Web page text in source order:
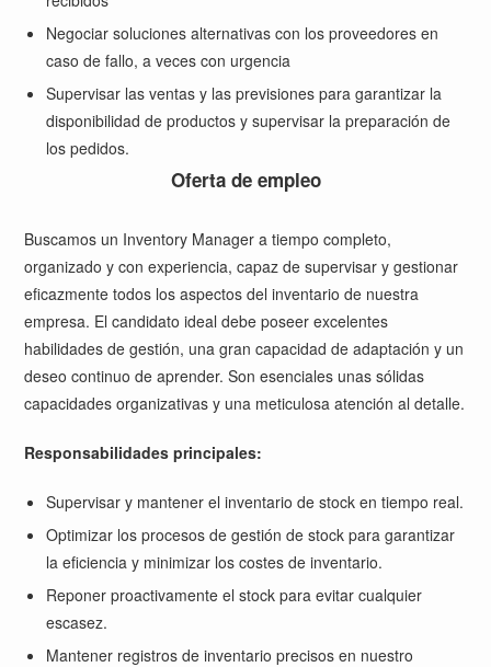
Negociar soluciones alternativas con los proveedores en
caso de fallo, a veces con urgencia
Supervisar las ventas y las previsiones para garantizar la
disponibilidad de productos y supervisar la preparación de
los pedidos.
Oferta de empleo
Buscamos un Inventory Manager a tiempo completo,
organizado y con experiencia, capaz de supervisar y gestionar
eficazmente todos los aspectos del inventario de nuestra
empresa. El candidato ideal debe poseer excelentes
habilidades de gestión, una gran capacidad de adaptación y un
deseo continuo de aprender. Son esenciales unas sólidas
capacidades organizativas y una meticulosa atención al detalle.
Responsabilidades principales:
Supervisar y mantener el inventario de stock en tiempo real.
Optimizar los procesos de gestión de stock para garantizar
la eficiencia y minimizar los costes de inventario.
Reponer proactivamente el stock para evitar cualquier
escasez.
Mantener registros de inventario precisos en nuestro